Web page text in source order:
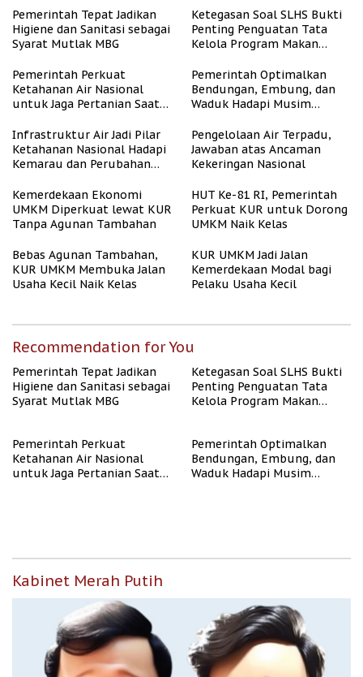
Pemerintah Tepat Jadikan
Higiene dan Sanitasi sebagai
Syarat Mutlak MBG
Ketegasan Soal SLHS Bukti
Penting Penguatan Tata
Kelola Program Makan
Pemerintah Perkuat
Ketahanan Air Nasional
untuk Jaga Pertanian Saat
Pemerintah Optimalkan
Bendungan, Embung, dan
Waduk Hadapi Musim
Infrastruktur Air Jadi Pilar
Ketahanan Nasional Hadapi
Kemarau dan Perubahan
Pengelolaan Air Terpadu,
Jawaban atas Ancaman
Kekeringan Nasional
Kemerdekaan Ekonomi
UMKM Diperkuat lewat KUR
Tanpa Agunan Tambahan
HUT Ke-81 RI, Pemerintah
Perkuat KUR untuk Dorong
UMKM Naik Kelas
Bebas Agunan Tambahan,
KUR UMKM Membuka Jalan
Usaha Kecil Naik Kelas
KUR UMKM Jadi Jalan
Kemerdekaan Modal bagi
Pelaku Usaha Kecil
Recommendation for You
Pemerintah Tepat Jadikan
Higiene dan Sanitasi sebagai
Syarat Mutlak MBG
Ketegasan Soal SLHS Bukti
Penting Penguatan Tata
Kelola Program Makan
Pemerintah Perkuat
Ketahanan Air Nasional
untuk Jaga Pertanian Saat
Pemerintah Optimalkan
Bendungan, Embung, dan
Waduk Hadapi Musim
Kabinet Merah Putih